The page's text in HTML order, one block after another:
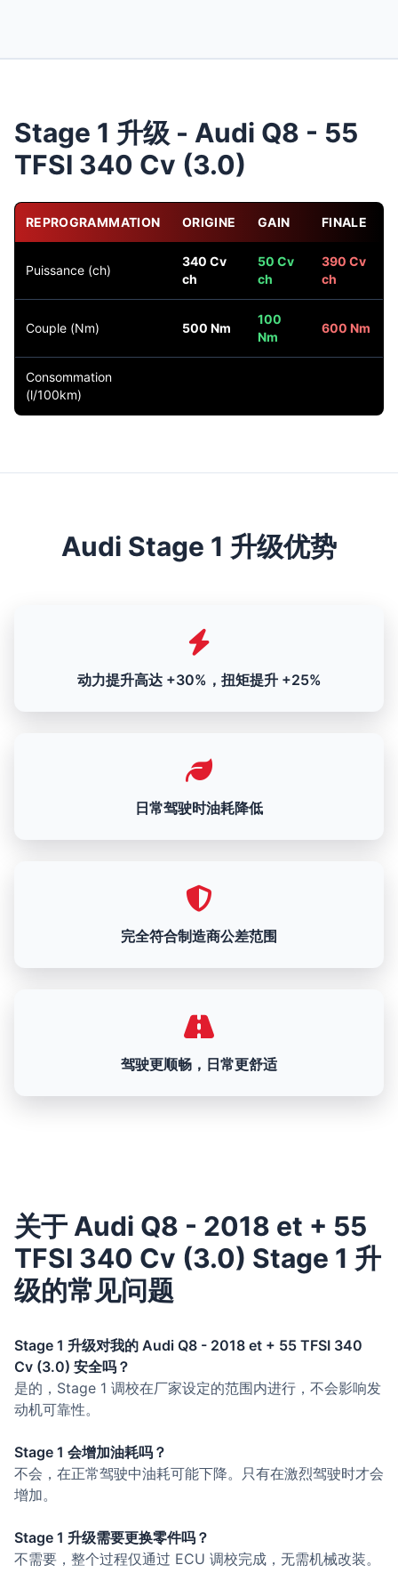
Stage 1 升级 - Audi Q8 - 55
TFSI 340 Cv (3.0)
REPROGRAMMATION ORIGINE GAIN FINALE
Puissance (ch)
340 Cv
ch
50 Cv
ch
390 Cv
ch
Couple (Nm) 500 Nm
100
Nm
600 Nm
Consommation
(l/100km)
Audi Stage 1 升级优势
动力提升高达 +30%，扭矩提升 +25%
日常驾驶时油耗降低
完全符合制造商公差范围
驾驶更顺畅，日常更舒适
关于 Audi Q8 - 2018 et + 55
TFSI 340 Cv (3.0) Stage 1 升
级的常见问题
Stage 1 升级对我的 Audi Q8 - 2018 et + 55 TFSI 340
Cv (3.0) 安全吗？
是的，Stage 1 调校在厂家设定的范围内进行，不会影响发
动机可靠性。
Stage 1 会增加油耗吗？
不会，在正常驾驶中油耗可能下降。只有在激烈驾驶时才会
增加。
Stage 1 升级需要更换零件吗？
不需要，整个过程仅通过 ECU 调校完成，无需机械改装。